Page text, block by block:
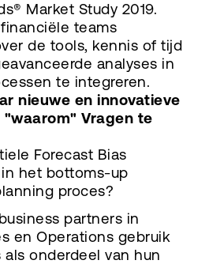
Market Study 2019.
teams
de tools, kennis of tijd
analyses in
te integreren.
nieuwe en innovatieve
Vragen te
Forecast Bias
het bottoms-up
proces?
partners in
en Operations gebruik
als onderdeel van hun